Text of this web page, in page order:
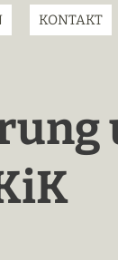
KONTAKT